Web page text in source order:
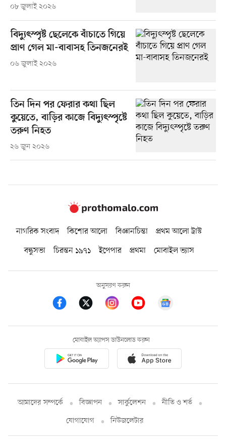
০৮ জুলাই ২০২৬
বিদ্যুৎস্পৃষ্ট ছেলেকে বাঁচাতে গিয়ে
প্রাণ গেল মা-বাবাসহ তিনজনেরই
০৬ জুলাই ২০২৬
তিন দিন পর ফেরার কথা ছিল
কুয়েতে, বাড়ির কাজে বিদ্যুৎস্পৃষ্টে
তরুণ নিহত
২৬ জুন ২০২৬
নাগরিক সংবাদ কিশোর আলো বিজ্ঞানচিন্তা
প্রথম আলো ট্রাস্ট
বন্ধুসভা
চিরন্তন ১৯৭১ ইপেপার প্রথমা মোবাইল ভ্যাস
অনুসরণ করুন
মোবাইল অ্যাপস ডাউনলোড করুন
আমাদের সম্পর্কে বিজ্ঞাপন সার্কুলেশন
নীতি ও শর্ত
যোগাযোগ
নিউজলেটার